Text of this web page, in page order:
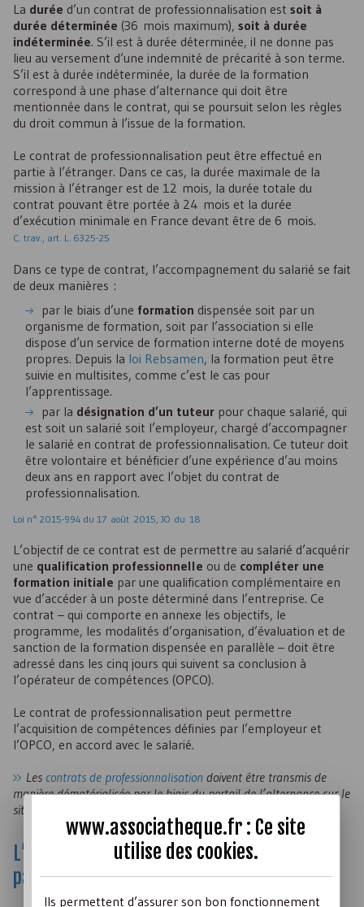
La durée d’un contrat de professionnalisation est soit à
durée déterminée (36 mois maximum), soit à durée
indéterminée. S’il est à durée déterminée, il ne donne pas
lieu au versement d’une indemnité de précarité à son terme.
S’il est à durée indéterminée, la durée de la formation
correspond à une phase d’alternance qui doit être
mentionnée dans le contrat, qui se poursuit selon les règles
du droit commun à l’issue de la formation.
Le contrat de professionnalisation peut être effectué en
partie à l’étranger. Dans ce cas, la durée maximale de la
mission à l’étranger est de 12 mois, la durée totale du
contrat pouvant être portée à 24 mois et la durée
d’exécution minimale en France devant être de 6 mois.
C. trav., art. L. 6325-25
Dans ce type de contrat, l’accompagnement du salarié se fait
de deux manières :
par le biais d’une formation dispensée soit par un
organisme de formation, soit par l’association si elle
dispose d’un service de formation interne doté de moyens
propres. Depuis la loi Rebsamen, la formation peut être
suivie en multisites, comme c’est le cas pour
l’apprentissage.
par la désignation d’un tuteur pour chaque salarié, qui
est soit un salarié soit l’employeur, chargé d’accompagner
le salarié en contrat de professionnalisation. Ce tuteur doit
être volontaire et bénéficier d’une expérience d’au moins
deux ans en rapport avec l’objet du contrat de
professionnalisation.
Loi n° 2015-994 du 17 août 2015, JO du 18
L’objectif de ce contrat est de permettre au salarié d’acquérir
une qualification professionnelle ou de compléter une
formation initiale par une qualification complémentaire en
vue d’accéder à un poste déterminé dans l’entreprise. Ce
contrat – qui comporte en annexe les objectifs, le
programme, les modalités d’organisation, d’évaluation et de
sanction de la formation dispensée en parallèle – doit être
adressé dans les cinq jours qui suivent sa conclusion à
l’opérateur de compétences (OPCO).
Le contrat de professionnalisation peut permettre
l’acquisition de compétences définies par l’employeur et
l’OPCO, en accord avec le salarié.
Les contrats de professionnalisation doivent être transmis de
manière dématérialisée par le biais du portail de l’alternance sur le
site
L’aide à l’embauche d’un salarié en insertion
par l’activité économique
www.associatheque.fr : Ce site
utilise des cookies.
Ils permettent d’assurer son bon fonctionnement